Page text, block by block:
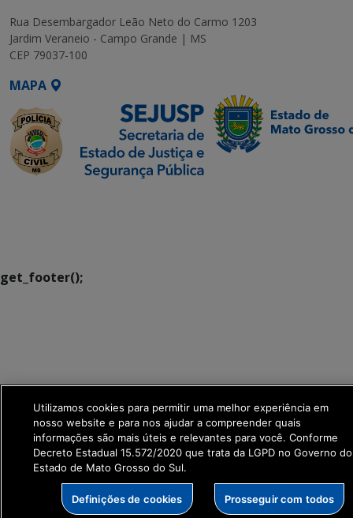
Rua Desembargador Leão Neto do Carmo 1203
Jardim Veraneio - Campo Grande | MS
CEP 79037-100
MAPA
get_footer();
Utilizamos cookies para permitir uma melhor experiência em
nosso website e para nos ajudar a compreender quais
informações são mais úteis e relevantes para você. Conforme
Decreto Estadual 15.572/2020 que trata da LGPD no Governo do
Estado de Mato Grosso do Sul.
Definições de cookies Prosseguir com todos